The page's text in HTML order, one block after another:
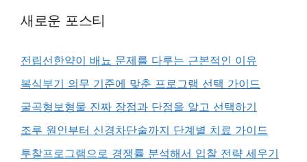
새로운 포스티
전립선한약이 배뇨 문제를 다루는 근본적인 이유
복식부기 의무 기준에 맞춘 프로그램 선택 가이드
굴곡형보형물 진짜 장점과 단점을 알고 선택하기
조루 원인부터 신경차단술까지 단계별 치료 가이드
투찰프로그램으로 경쟁률 분석해서 입찰 전략 세우기